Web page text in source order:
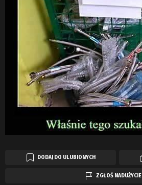
DODAJ DO ULUBIONYCH
ZGŁOŚ NADUŻYCIE